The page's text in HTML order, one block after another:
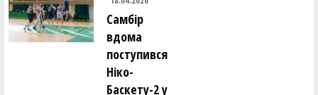
Самбір
вдома
поступився
Ніко-
Баскету-2 у